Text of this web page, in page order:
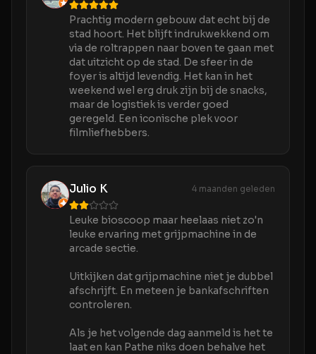
Prachtig modern gebouw dat echt bij de
stad hoort. Het blijft indrukwekkend om
via de roltrappen naar boven te gaan met
dat uitzicht op de stad. De sfeer in de
foyer is altijd levendig. Het kan in het
weekend wel erg druk zijn bij de snacks,
maar de logistiek is verder goed
geregeld. Een iconische plek voor
filmliefhebbers.
Julio K 4 maanden geleden
Leuke bioscoop maar heelaas niet zo'n
leuke ervaring met grijpmachine in de
arcade sectie.
Uitkijken dat grijpmachine niet je dubbel
afschrijft. En meteen je bankafschriften
controleren.
Als je het volgende dag aanmeld is het te
laat en kan Pathe niks doen behalve het